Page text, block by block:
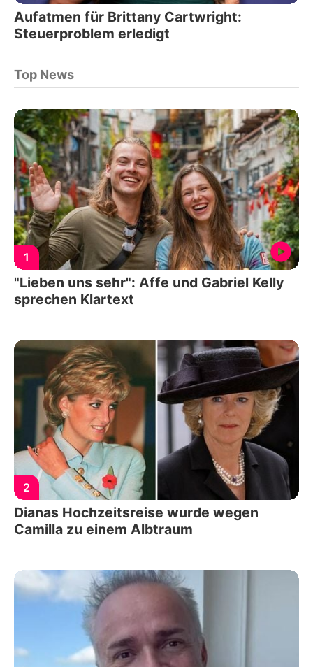
Aufatmen für Brittany Cartwright:
Steuerproblem erledigt
Top News
1
"Lieben uns sehr": Affe und Gabriel Kelly
sprechen Klartext
2
Dianas Hochzeitsreise wurde wegen
Camilla zu einem Albtraum